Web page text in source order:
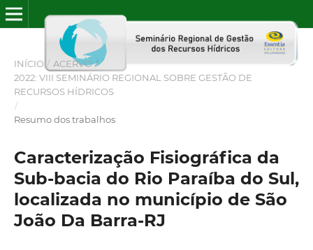
INÍCIO / ACERVO /
2022: VIII SEMINÁRIO REGIONAL SOBRE GESTÃO DE
RECURSOS HÍDRICOS
/
Resumo dos trabalhos
Caracterização Fisiográfica da
Sub-bacia do Rio Paraíba do Sul,
localizada no município de São
João Da Barra-RJ